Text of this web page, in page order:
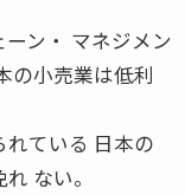
ン・ マネジメン
の小売業は低利
ている 日本の
ない。